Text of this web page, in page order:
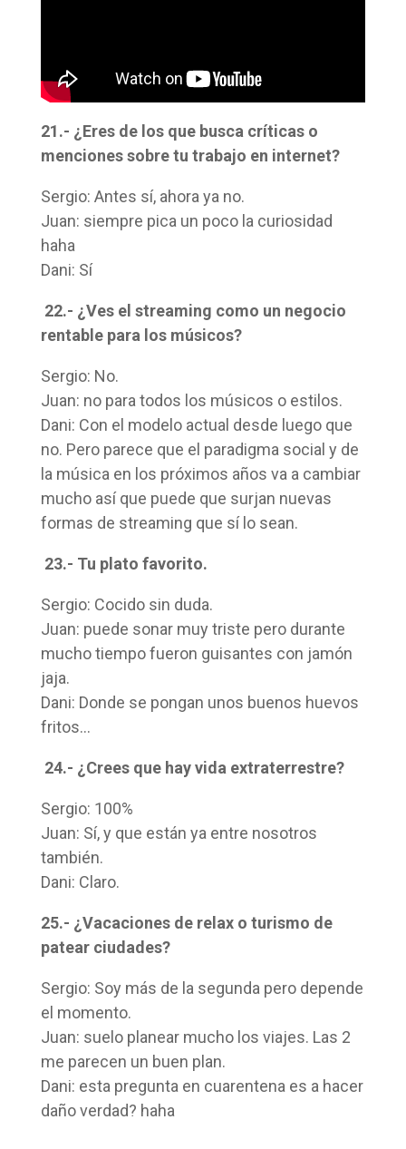
21.- ¿Eres de los que busca críticas o
menciones sobre tu trabajo en internet?
Sergio: Antes sí, ahora ya no.
Juan: siempre pica un poco la curiosidad
haha
Dani: Sí
22.- ¿Ves el streaming como un negocio
rentable para los músicos?
Sergio: No.
Juan: no para todos los músicos o estilos.
Dani: Con el modelo actual desde luego que
no. Pero parece que el paradigma social y de
la música en los próximos años va a cambiar
mucho así que puede que surjan nuevas
formas de streaming que sí lo sean.
23.- Tu plato favorito.
Sergio: Cocido sin duda.
Juan: puede sonar muy triste pero durante
mucho tiempo fueron guisantes con jamón
jaja.
Dani: Donde se pongan unos buenos huevos
fritos…
24.- ¿Crees que hay vida extraterrestre?
Sergio: 100%
Juan: Sí, y que están ya entre nosotros
también.
Dani: Claro.
25.- ¿Vacaciones de relax o turismo de
patear ciudades?
Sergio: Soy más de la segunda pero depende
el momento.
Juan: suelo planear mucho los viajes. Las 2
me parecen un buen plan.
Dani: esta pregunta en cuarentena es a hacer
daño verdad? haha